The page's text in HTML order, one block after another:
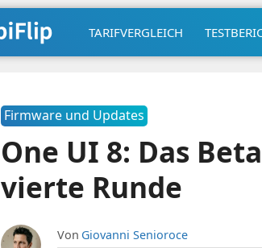
TARIFVERGLEICH
Firmware und Updates
One UI 8: Das
vierte Runde
Von Giovanni Senioroce